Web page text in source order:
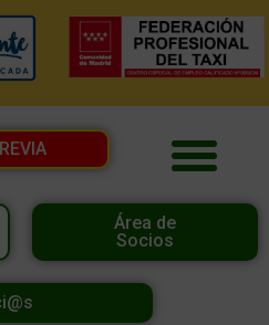
Área de
Socios